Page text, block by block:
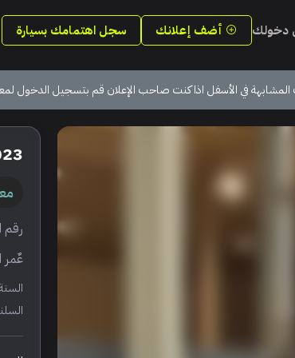
أضف إعلانك سجل اهتمامك بسيارة
المشابهة في الأسفل اذا كنت صاحب الإعلان قم بتسجيل الدخول
2023 لاند
رقم
عٌمر